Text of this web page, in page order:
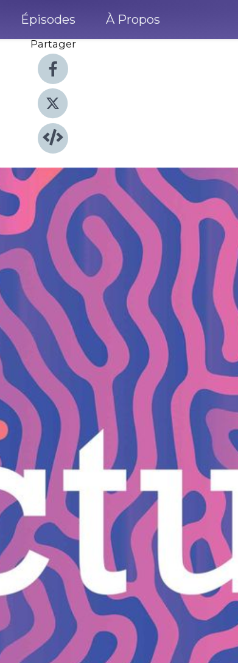
Épisodes À Propos
Partager